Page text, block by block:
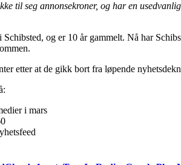
til seg annonsekroner, og har en
og er 10 år gammelt. Nå har
etter at de gikk bort fra løpende
i mars